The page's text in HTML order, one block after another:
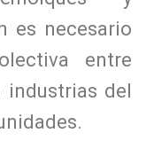
es necesario
entre
del